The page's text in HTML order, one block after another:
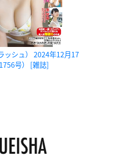
ッシュ） 2024年12月17
号） [雑誌]